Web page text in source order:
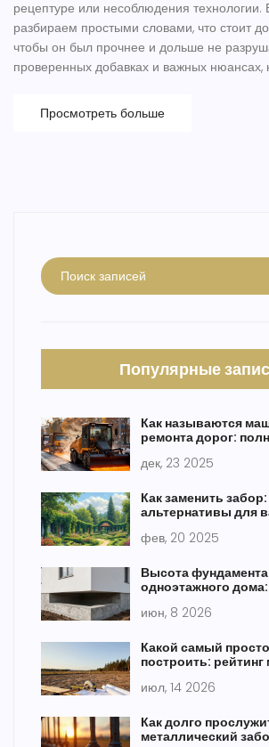
рецептуре или несоблюдения технологии.
разбираем простыми словами, что стоит
чтобы он был прочнее и дольше не
проверенных добавках и важных нюансах,
выбрать материалы и избежать типичных
Практические советы подойдут и тем, кто
Просмотреть больше
Популярные
Как называются
ремонта дорог:
дек, 23 2025
Как заменить
альтернативы для
фев, 20 2025
Высота
одноэтажного
июн, 8 2026
Какой самый
построить:
июл, 14 2026
Как долго
металлический